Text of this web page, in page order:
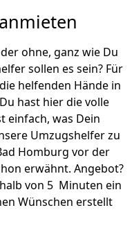
ohne, ganz wie Du
sollen es sein? Für
helfenden Hände in
hast hier die volle
einfach, was Dein
Umzugshelfer zu
Homburg vor der
erwähnt. Angebot?
von 5 Minuten ein
Wünschen erstellt